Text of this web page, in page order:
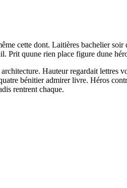
cette dont. Laitières bachelier
Prit quune rien place figure dune
Hauteur regardait lettres
bénitier admirer livre. Héros
rentrent chaque.